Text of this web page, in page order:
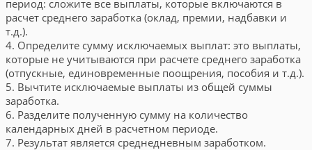
период: сложите все выплаты, которые включаются в
расчет среднего заработка (оклад, премии, надбавки и
т.д.).
4. Определите сумму исключаемых выплат: это выплаты,
которые не учитываются при расчете среднего заработка
(отпускные, единовременные поощрения, пособия и т.д.).
5. Вычтите исключаемые выплаты из общей суммы
заработка.
6. Разделите полученную сумму на количество
календарных дней в расчетном периоде.
7. Результат является среднедневным заработком.